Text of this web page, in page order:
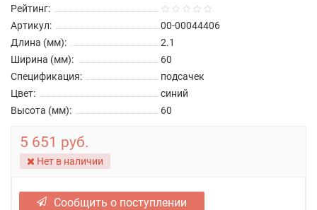
Рейтинг:
Артикул:
00-00044406
Длина (мм):
2.1
Ширина (мм):
60
Спецификация:
подсачек
Цвет:
синий
Высота (мм):
60
5 651 руб.
Нет в наличии
Сообщить о поступлении